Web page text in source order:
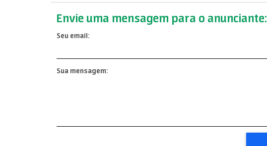
Envie uma mensagem para o anunciante:
Seu email:
Sua mensagem: